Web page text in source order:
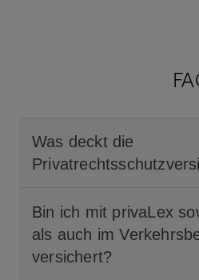
Was deckt die
Bin ich mit privaLex
als auch im
versichert?